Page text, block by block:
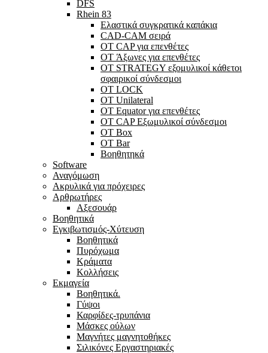
DFS
Rhein 83
Ελαστικά συγκρατικά καπάκια
CAD-CAM σειρά
ΟΤ CAP για επενθέτες
OT Άξωνες για επενθέτες
OT STRATEGY εξομυλικοί κάθετοι
σφαιρικοί σύνδεσμοι
OT LOCK
OT Unilateral
OT Equator για επενθέτες
OT CAP Εξωμυλικοί σύνδεσμοι
OT Box
OT Bar
Bοηθητηκά
Software
Αναγόμωση
Ακρυλικά για πρόχειρες
Αρθρωτήρες
Αξεσουάρ
Βοηθητικά
Εγκιβωτισμός-Xύτευση
Βοηθητικά
Πυρόχωμα
Κράματα
Κολλήσεις
Εκμαγεία
Βοηθητικά.
Γύψοι
Καρφίδες-τρυπάνια
Μάσκες ούλων
Μαγνήτες μαγνητοθήκες
Σιλικόνες Εργαστηριακές